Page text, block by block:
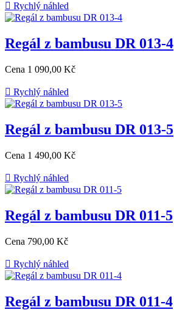
 Rychlý náhled
Regál z bambusu DR 013-4
Cena 1 090,00 Kč
 Rychlý náhled
Regál z bambusu DR 013-5
Cena 1 490,00 Kč
 Rychlý náhled
Regál z bambusu DR 011-5
Cena 790,00 Kč
 Rychlý náhled
Regál z bambusu DR 011-4